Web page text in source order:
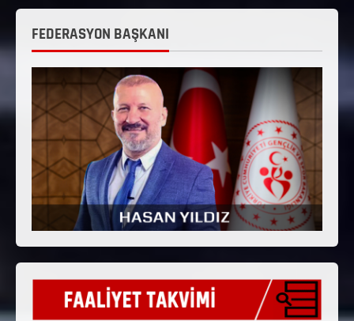
FEDERASYON BAŞKANI